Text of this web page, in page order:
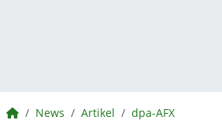
BörsenNEWS.de
News Artikel dpa-AFX